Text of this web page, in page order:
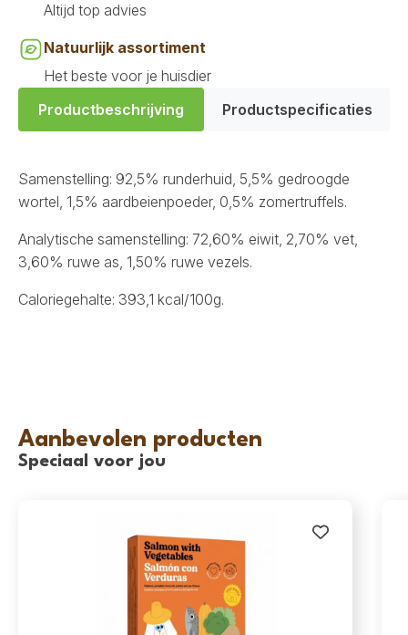
Altijd top advies
Natuurlijk assortiment
Het beste voor je huisdier
Productbeschrijving
Productspecificaties
Samenstelling: 92,5% runderhuid, 5,5% gedroogde
wortel, 1,5% aardbeienpoeder, 0,5% zomertruffels.
Analytische samenstelling: 72,60% eiwit, 2,70% vet,
3,60% ruwe as, 1,50% ruwe vezels.
Caloriegehalte: 393,1 kcal/100g.
Aanbevolen producten
Speciaal voor jou